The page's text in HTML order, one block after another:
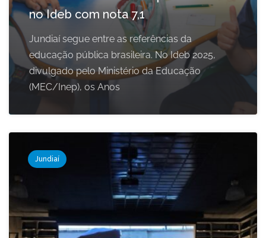
no Ideb com nota 7,1
Jundiaí segue entre as referências da
educação pública brasileira. No Ideb 2025,
divulgado pelo Ministério da Educação
(MEC/Inep), os Anos
Jundiaí